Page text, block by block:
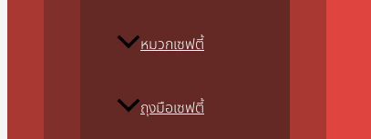
หมวกเซฟตี้
ถุงมือเซฟตี้